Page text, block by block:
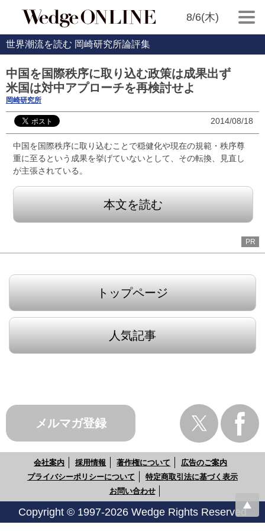
8/6(木)
世界潮流を読む 岡崎研究所論評集
中国を国際秩序に取り込む政策は成果出ず
米国は対中アプローチを再検討せよ
岡崎研究所
2014/08/18
中国を国際秩序に取り込むことで穏健化や現在の規範・秩序尊
重に至るという成果を挙げていないとして、その転換、見直し
が主張されている。
本文を読む
PR
トップページ
人気記事
メルマガ登録
会社案内 採用情報 著作権について
広告のご案内
プライバシーポリシーについて
特定商取引法に基づく表示
お問い合わせ
Copyright © 1997-2026 Wedge Rights Reserved